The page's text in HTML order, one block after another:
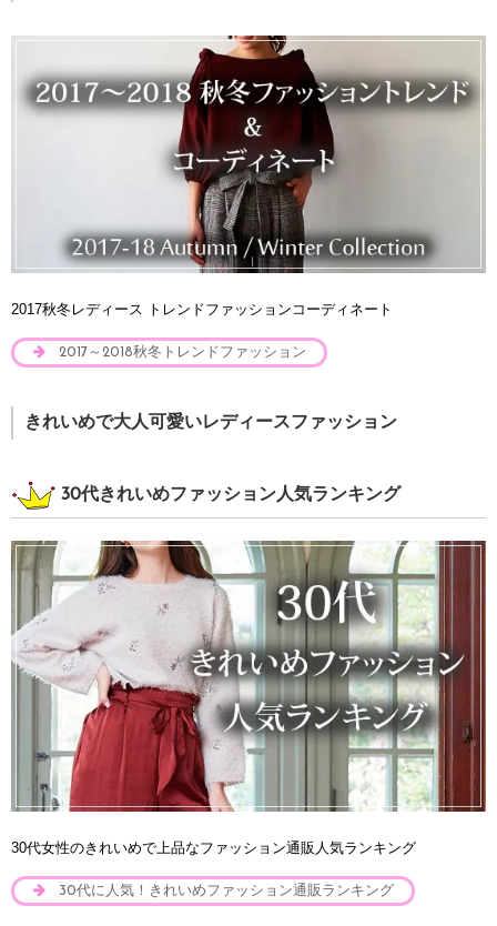
2017秋冬レディース トレンドファッションコーディネート
2017～2018秋冬トレンドファッション
きれいめで大人可愛いレディースファッション
30代きれいめファッション人気ランキング
30代女性のきれいめで上品なファッション通販人気ランキング
30代に人気！きれいめファッション通販ランキング